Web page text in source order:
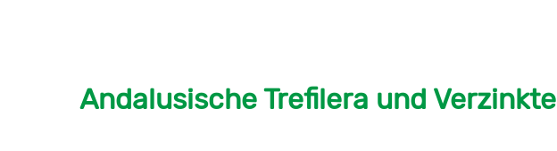
Andalusische Trefilera und Verzinkte